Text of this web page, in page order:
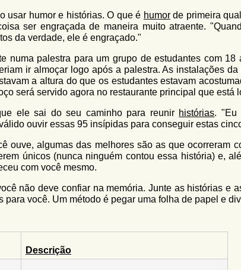
usar humor e histórias. O que é humorde primeira
ser engraçada de maneira muito atraente.
da verdade, ele é engraçado."
numa palestra para um grupo de estudantes com 18
ir almoçar logo após a palestra. As instalações
a altura do que os estudantes estavam
será servido agora no restaurante principal que está
ele sai do seu caminho para reunir histórias. "Eu
ouvir essas 95 insípidas para conseguir estas
ouve, algumas das melhores são as que ocorreram
únicos (nunca ninguém contou essa história) e,
com você mesmo.
não deve confiar na memória. Junte as histórias e
para você. Um método é pegar uma folha de papel e
Descrição